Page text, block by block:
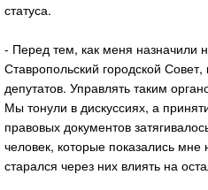
статуса.
- Перед тем, как меня назначили
Ставропольский городской
депутатов. Управлять таким
Мы тонули в дискуссиях, а
правовых документов
человек, которые показались
старался через них влиять на